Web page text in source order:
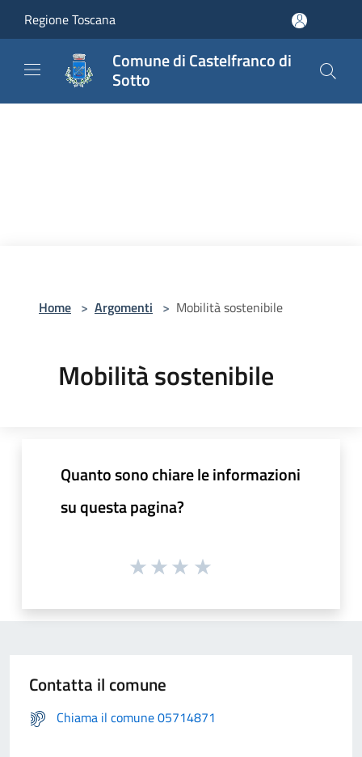
Regione Toscana
Comune di Castelfranco di
Sotto
Home > Argomenti > Mobilità sostenibile
Mobilità sostenibile
Quanto sono chiare le informazioni
su questa pagina?
Contatta il comune
Chiama il comune 05714871